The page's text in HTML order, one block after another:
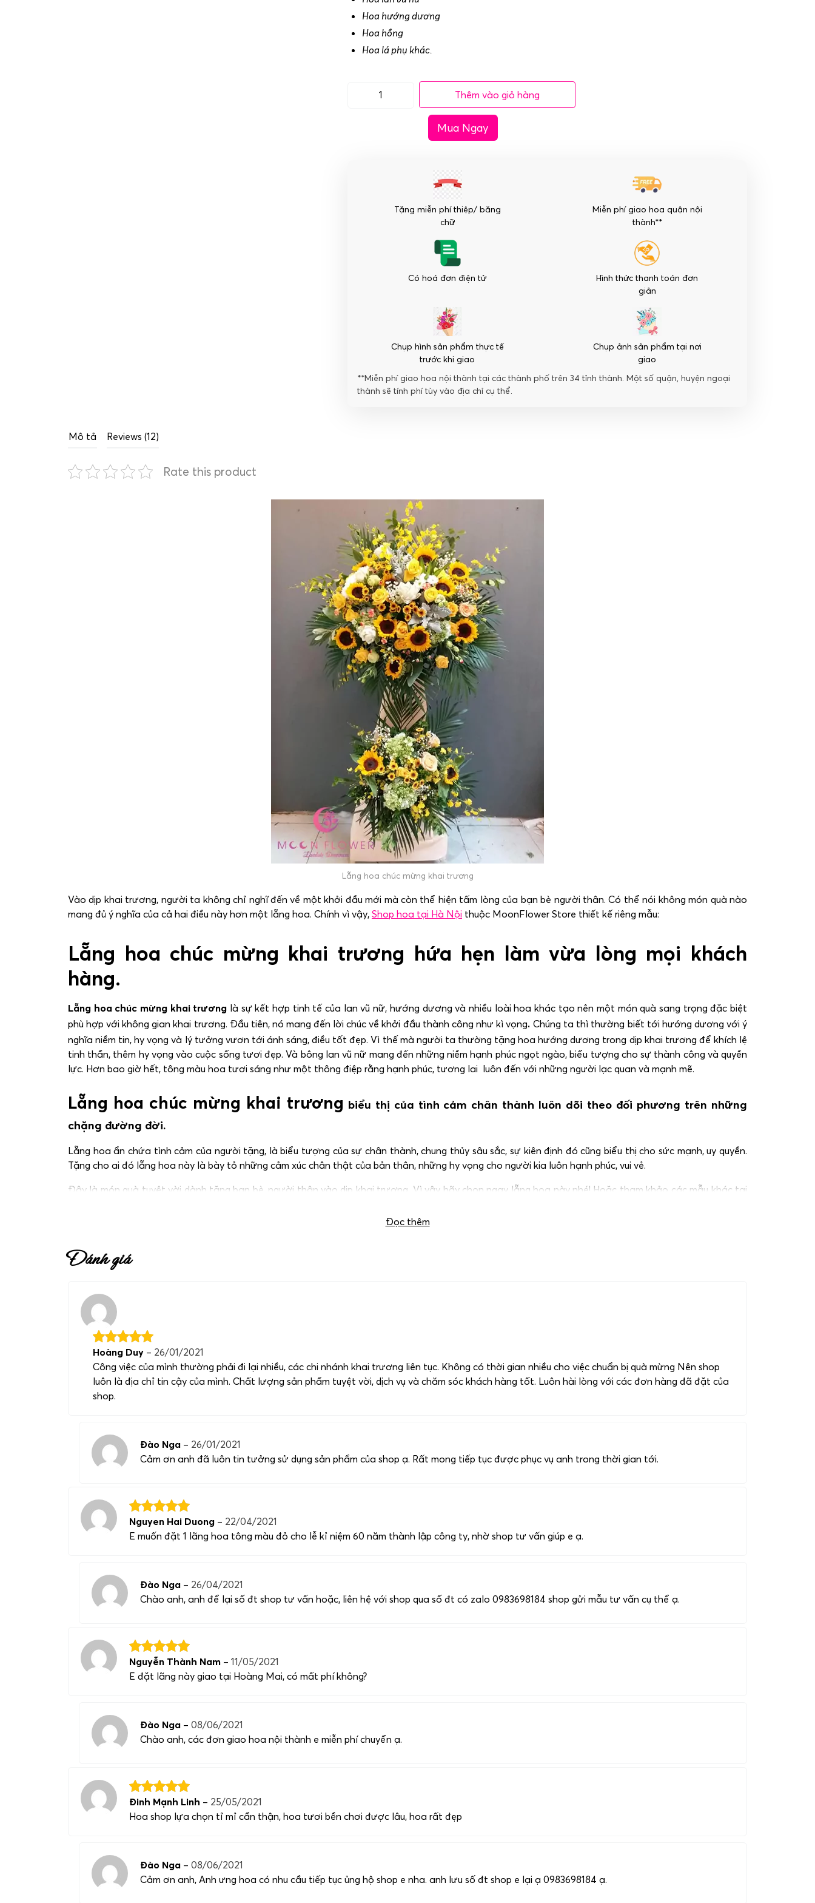
Hoa hướng dương
Hoa hồng
Hoa lá phụ khác.
Lẵng
lượng
Thêm vào giỏ hàng
Mua Ngay
Tặng miễn phí thiệp/ băng
chữ
Miễn phí giao hoa quận nội
thành**
Có hoá đơn điện tử
Hình thức thanh toán đơn
giản
Chụp hình sản phẩm thực tế
trước khi giao
Chụp ảnh sản phẩm tại nơi
giao
**Miễn phí giao hoa nội thành tại các thành phố trên 34 tỉnh thành. Một số quận, huyện ngoại
thành sẽ tính phí tùy vào địa chỉ cụ thể.
Mô tả Reviews (12)
Rate this product
Lẵng hoa chúc mừng khai trương
Vào dịp khai trương, người ta không chỉ nghĩ đến về một khởi đầu mới mà còn thể hiện tấm lòng của bạn bè người thân. Có thể nói không món quà nào
mang đủ ý nghĩa của cả hai điều này hơn một lẵng hoa. Chính vì vậy, Shop hoa tại Hà Nội thuộc MoonFlower Store thiết kế riêng mẫu:
Lẵng hoa chúc mừng khai trương hứa hẹn làm vừa lòng mọi khách
hàng.
Lẵng hoa chúc mừng khai trương là sự kết hợp tinh tế của lan vũ nữ, hướng dương và nhiều loài hoa khác tạo nên một món quà sang trọng đặc biệt
phù hợp với không gian khai trương. Đầu tiên, nó mang đến lời chúc về khởi đầu thành công như kì vọng. Chúng ta thì thường biết tới hướng dương với ý
nghĩa niềm tin, hy vọng và lý tưởng vươn tới ánh sáng, điều tốt đẹp. Vì thế mà người ta thường tặng hoa hướng dương trong dịp khai trương để khích lệ
tinh thần, thêm hy vọng vào cuộc sống tươi đẹp. Và bông lan vũ nữ mang đến những niềm hạnh phúc ngọt ngào, biểu tượng cho sự thành công và quyền
lực. Hơn bao giờ hết, tông màu hoa tươi sáng như một thông điệp rằng hạnh phúc, tương lai luôn đến với những người lạc quan và mạnh mẽ.
Lẵng hoa chúc mừng khai trương biểu thị của tình cảm chân thành luôn dõi theo đối phương trên những
chặng đường đời.
Lẵng hoa ẩn chứa tình cảm của người tặng, là biểu tượng của sự chân thành, chung thủy sâu sắc, sự kiên định đó cũng biểu thị cho sức mạnh, uy quyền.
Tặng cho ai đó lẵng hoa này là bày tỏ những cảm xúc chân thật của bản thân, những hy vọng cho người kia luôn hạnh phúc, vui vẻ.
Đây là món quà tuyệt vời dành tặng bạn bè, người thân vào dịp khai trương. Vì vậy hãy chọn ngay lẵng hoa này nhé! Hoặc tham khảo các mẫu khác tại
Đọc thêm
Đánh giá
Hoàng Duy – 26/01/2021
Công việc của mình thường phải đi lại nhiều, các chi nhánh khai trương liên tục. Không có thời gian nhiều cho việc chuẩn bị quà mừng Nên shop
luôn là địa chỉ tin cậy của mình. Chất lượng sản phẩm tuyệt vời, dịch vụ và chăm sóc khách hàng tốt. Luôn hài lòng với các đơn hàng đã đặt của
shop.
Đào Nga – 26/01/2021
Cảm ơn anh đã luôn tin tưởng sử dụng sản phẩm của shop ạ. Rất mong tiếp tục được phục vụ anh trong thời gian tới.
Nguyen Hai Duong – 22/04/2021
E muốn đặt 1 lãng hoa tông màu đỏ cho lễ kỉ niệm 60 năm thành lập công ty, nhờ shop tư vấn giúp e ạ.
Đào Nga – 26/04/2021
Chào anh, anh để lại số đt shop tư vấn hoặc, liên hệ với shop qua số đt có zalo 0983698184 shop gửi mẫu tư vấn cụ thể ạ.
Nguyễn Thành Nam – 11/05/2021
E đặt lãng này giao tại Hoàng Mai, có mất phí không?
Đào Nga – 08/06/2021
Chào anh, các đơn giao hoa nội thành e miễn phí chuyển ạ.
Đinh Mạnh Linh – 25/05/2021
Hoa shop lựa chọn tỉ mỉ cẩn thận, hoa tươi bền chơi được lâu, hoa rất đẹp
Đào Nga – 08/06/2021
Cảm ơn anh, Anh ưng hoa có nhu cầu tiếp tục ủng hộ shop e nha. anh lưu số đt shop e lại ạ 0983698184 ạ.